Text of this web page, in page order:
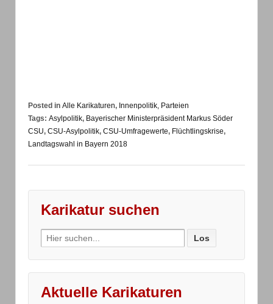
Posted in Alle Karikaturen, Innenpolitik, Parteien
Tags: Asylpolitik, Bayerischer Ministerpräsident Markus Söder
CSU, CSU-Asylpolitik, CSU-Umfragewerte, Flüchtlingskrise,
Landtagswahl in Bayern 2018
Karikatur suchen
Search
for:
Aktuelle Karikaturen